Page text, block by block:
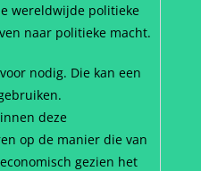
wereldwijde politieke
naar politieke macht.
nodig. Die kan een
deze
op de manier die van
gezien het